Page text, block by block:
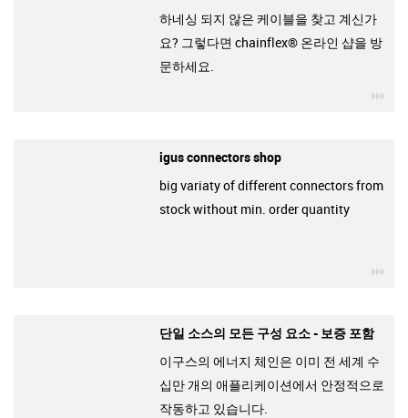
하네싱 되지 않은 케이블을 찾고 계신가
요? 그렇다면 chainflex® 온라인 샵을 방
문하세요.
igus connectors shop
big variaty of different connectors from
stock without min. order quantity
단일 소스의 모든 구성 요소 - 보증 포함
이구스의 에너지 체인은 이미 전 세계 수
십만 개의 애플리케이션에서 안정적으로
작동하고 있습니다.